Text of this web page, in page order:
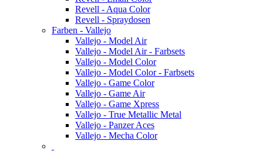
Revell - Aqua Color
Revell - Spraydosen
Farben - Vallejo
Vallejo - Model Air
Vallejo - Model Air - Farbsets
Vallejo - Model Color
Vallejo - Model Color - Farbsets
Vallejo - Game Color
Vallejo - Game Air
Vallejo - Game Xpress
Vallejo - True Metallic Metal
Vallejo - Panzer Aces
Vallejo - Mecha Color